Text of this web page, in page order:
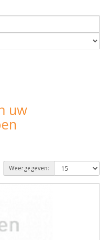
uw
Weergegeven: